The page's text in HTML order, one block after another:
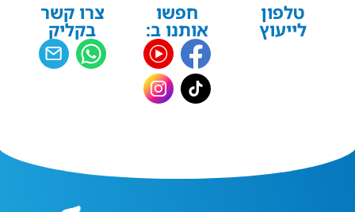
טלפון
לייעוץ
חפשו
אותנו ב:
צרו קשר
בקליק